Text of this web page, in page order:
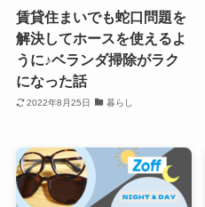
賃貸住まいでも蛇口問題を
解決してホースを使えるよ
うに♪ベランダ掃除がラク
になった話
2022年8月25日 暮らし